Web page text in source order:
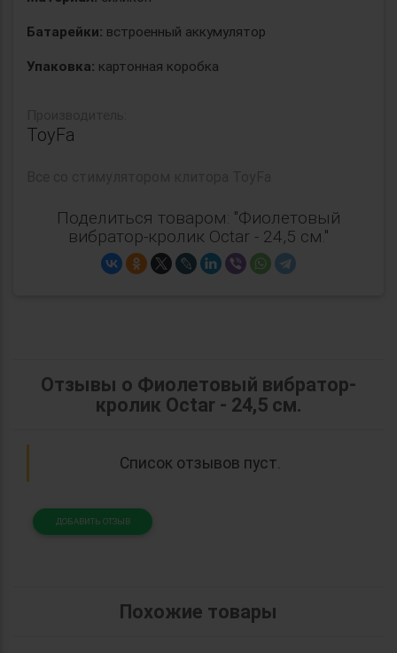
Батарейки: встроенный аккумулятор
Упаковка: картонная коробка
ToyFa
Поделиться товаром: "Фиолетовый
вибратор-кролик Octar - 24,5 см."
Отзывы о Фиолетовый вибратор-
кролик Octar - 24,5 см.
Список отзывов пуст.
ДОБАВИТЬ ОТЗЫВ
Похожие товары